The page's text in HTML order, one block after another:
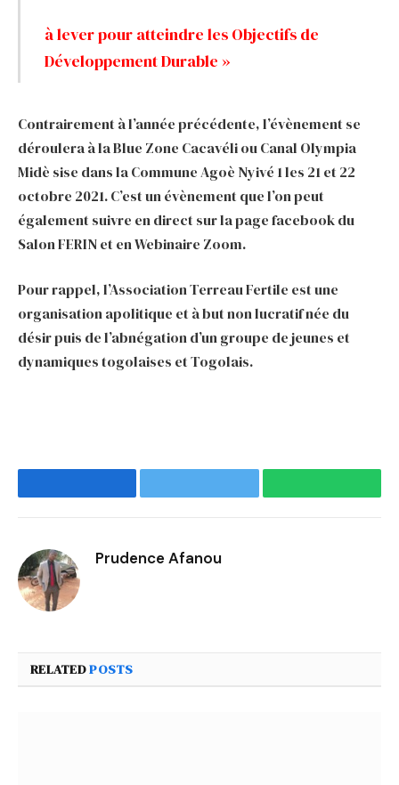
à lever pour atteindre les Objectifs de
Développement Durable »
Contrairement à l’année précédente, l’évènement se
déroulera à la Blue Zone Cacavéli ou Canal Olympia
Midè sise dans la Commune Agoè Nyivé 1 les 21 et 22
octobre 2021. C’est un évènement que l’on peut
également suivre en direct sur la page facebook du
Salon FERIN et en Webinaire Zoom.
Pour rappel, l’Association Terreau Fertile est une
organisation apolitique et à but non lucratif née du
désir puis de l’abnégation d’un groupe de jeunes et
dynamiques togolaises et Togolais.
Facebook Twitter WhatsApp
Prudence Afanou
RELATEDPOSTS